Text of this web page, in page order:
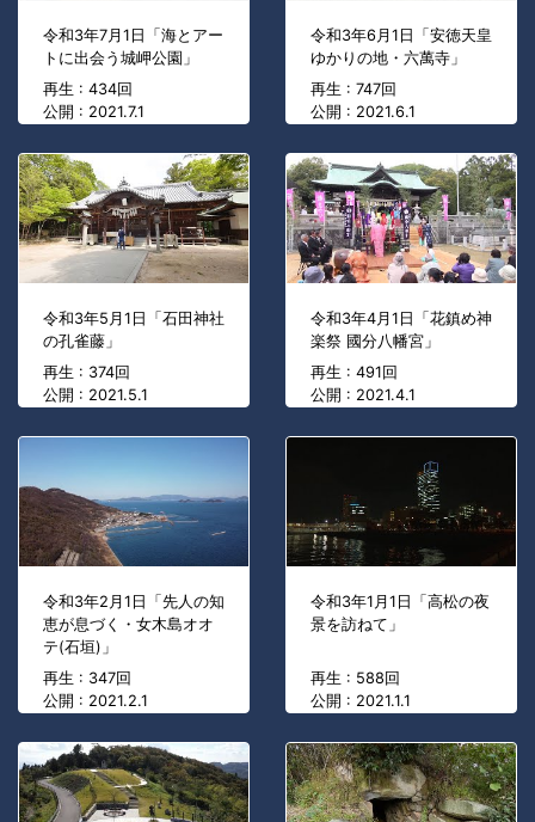
令和3年7月1日「海とアー
トに出会う城岬公園」
再生 : 434回
公開 : 2021.7.1
令和3年6月1日「安徳天皇
ゆかりの地・六萬寺」
再生 : 747回
公開 : 2021.6.1
令和3年5月1日「石田神社
の孔雀藤」
再生 : 374回
公開 : 2021.5.1
令和3年4月1日「花鎮め神
楽祭 國分八幡宮」
再生 : 491回
公開 : 2021.4.1
令和3年2月1日「先人の知
恵が息づく・女木島オオ
テ(石垣)」
再生 : 347回
公開 : 2021.2.1
令和3年1月1日「高松の夜
景を訪ねて」
再生 : 588回
公開 : 2021.1.1